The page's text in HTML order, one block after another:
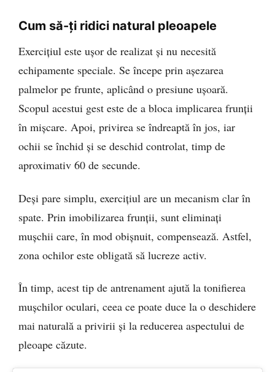
Cum să-ți ridici natural pleoapele
Exercițiul este ușor de realizat și nu necesită
echipamente speciale. Se începe prin așezarea
palmelor pe frunte, aplicând o presiune ușoară.
Scopul acestui gest este de a bloca implicarea frunții
în mișcare. Apoi, privirea se îndreaptă în jos, iar
ochii se închid și se deschid controlat, timp de
aproximativ 60 de secunde.
Deși pare simplu, exercițiul are un mecanism clar în
spate. Prin imobilizarea frunții, sunt eliminați
mușchii care, în mod obișnuit, compensează. Astfel,
zona ochilor este obligată să lucreze activ.
În timp, acest tip de antrenament ajută la tonifierea
mușchilor oculari, ceea ce poate duce la o deschidere
mai naturală a privirii și la reducerea aspectului de
pleoape căzute.